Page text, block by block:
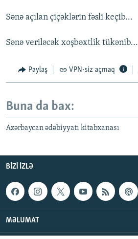
Sənə açılan çiçəklərin fəsli keçib...
Sənə veriləcək xoşbəxtlik tükənib...
Paylaş VPN-siz açmaq
Buna da bax:
Azərbaycan ədəbiyyatı kitabxanası
BIZI IZLƏ
MƏLUMAT